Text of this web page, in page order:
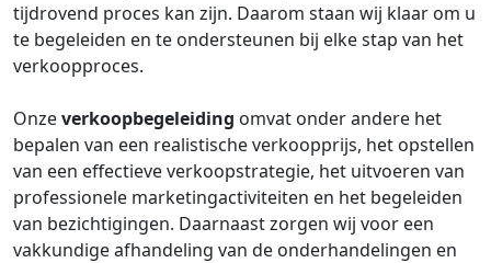
tijdrovend proces kan zijn. Daarom staan wij klaar om u
te begeleiden en te ondersteunen bij elke stap van het
verkoopproces.
Onzeverkoopbegeleiding omvat onder andere het
bepalen van een realistische verkoopprijs, het opstellen
van een effectieve verkoopstrategie, het uitvoeren van
professionele marketingactiviteiten en het begeleiden
van bezichtigingen. Daarnaast zorgen wij voor een
vakkundige afhandeling van de onderhandelingen en